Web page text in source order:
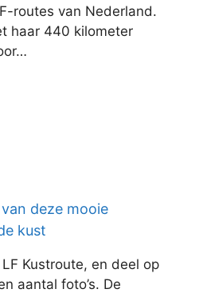
routes van Nederland.
haar 440 kilometer
deze mooie
kust
Kustroute, en deel op
aantal foto’s. De